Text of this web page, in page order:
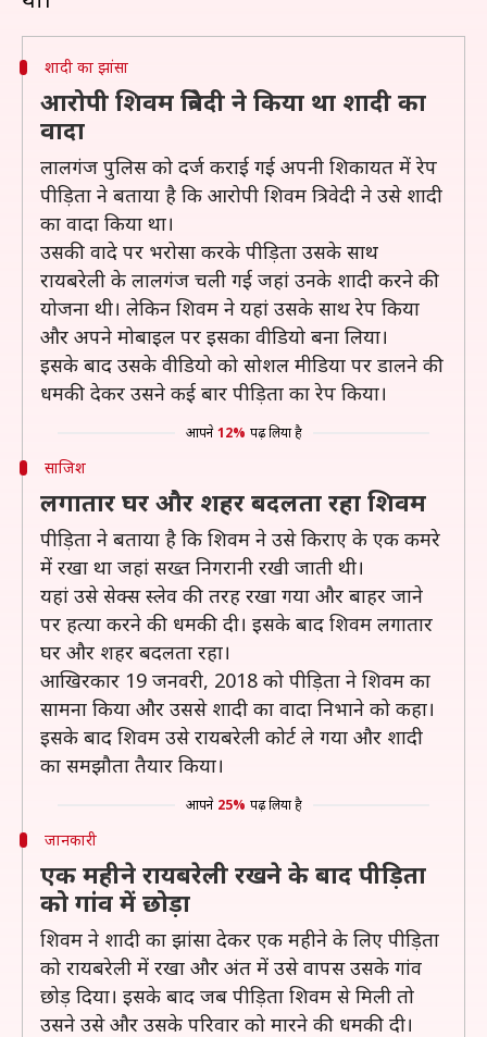
शादी का झांसा
आरोपी शिवम त्रिवेदी ने किया था शादी का
वादा
लालगंज पुलिस को दर्ज कराई गई अपनी शिकायत में रेप
पीड़िता ने बताया है कि आरोपी शिवम त्रिवेदी ने उसे शादी
का वादा किया था।
उसकी वादे पर भरोसा करके पीड़िता उसके साथ
रायबरेली के लालगंज चली गई जहां उनके शादी करने की
योजना थी। लेकिन शिवम ने यहां उसके साथ रेप किया
और अपने मोबाइल पर इसका वीडियो बना लिया।
इसके बाद उसके वीडियो को सोशल मीडिया पर डालने की
धमकी देकर उसने कई बार पीड़िता का रेप किया।
आपने 12% पढ़ लिया है
साजिश
लगातार घर और शहर बदलता रहा शिवम
पीड़िता ने बताया है कि शिवम ने उसे किराए के एक कमरे
में रखा था जहां सख्त निगरानी रखी जाती थी।
यहां उसे सेक्स स्लेव की तरह रखा गया और बाहर जाने
पर हत्या करने की धमकी दी। इसके बाद शिवम लगातार
घर और शहर बदलता रहा।
आखिरकार 19 जनवरी, 2018 को पीड़िता ने शिवम का
सामना किया और उससे शादी का वादा निभाने को कहा।
इसके बाद शिवम उसे रायबरेली कोर्ट ले गया और शादी
का समझौता तैयार किया।
आपने 25% पढ़ लिया है
जानकारी
एक महीने रायबरेली रखने के बाद पीड़िता
को गांव में छोड़ा
शिवम ने शादी का झांसा देकर एक महीने के लिए पीड़िता
को रायबरेली में रखा और अंत में उसे वापस उसके गांव
छोड़ दिया। इसके बाद जब पीड़िता शिवम से मिली तो
उसने उसे और उसके परिवार को मारने की धमकी दी।